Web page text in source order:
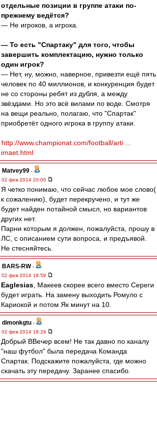
отдельные позиции в группе атаки по-
прежнему ведётся?
— Не игроков, а игрока.
— То есть "Спартаку" для того, чтобы
завершить комплектацию, нужно только
один игрок?
— Нет, ну, можно, наверное, привезти ещё пять
человек по 40 миллионов, и конкуренция будет
не со стороны ребят из дубля, а между
звёздами. Но это всё вилами по воде. Смотря
на вещи реально, полагаю, что "Спартак"
приобретёт одного игрока в группу атаки.
http://www.championat.com/football/arti ...
imaet.html
Matvey99 -
02 фев 2014 20:00
Я четко понимаю, что сейчас любое мое слово(
к сожалению), будет перекручено, и тут же
будет найден потайной смысл, но вариантов
других нет.
Парни которым я должен, пожалуйста, прошу в
ЛС, с описанием сути вопроса, и предъявой.
Не стесняйтесь.
BARS-RW -
02 фев 2014 19:59
Eaglesias , Макеев скорее всего вместо Сереги
будет играть. На замену выходить Ромуло с
Кариокой и потом Як минут на 10.
dimonkgtu -
02 фев 2014 19:29
Добрый ВВечер всем! Не так давно по каналу
"наш футбол" была передача Команда
Спартак. Подскажите пожалуйста, где можно
скачать эту передачу. Заранее спасибо.